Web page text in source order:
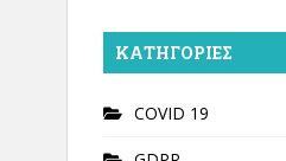
KΑΤΗΓΟΡΊΕΣ
COVID 19